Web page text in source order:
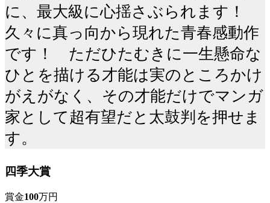
に、最大級に心揺さぶられます！
久々に真っ向から現れた青春感動作
です！ ただひたむきに一生懸命な
ひとを描ける才能は実のところかけ
がえがなく、その才能だけでマンガ
家として超有望だと太鼓判を押せま
す。
四季大賞
賞金100万円